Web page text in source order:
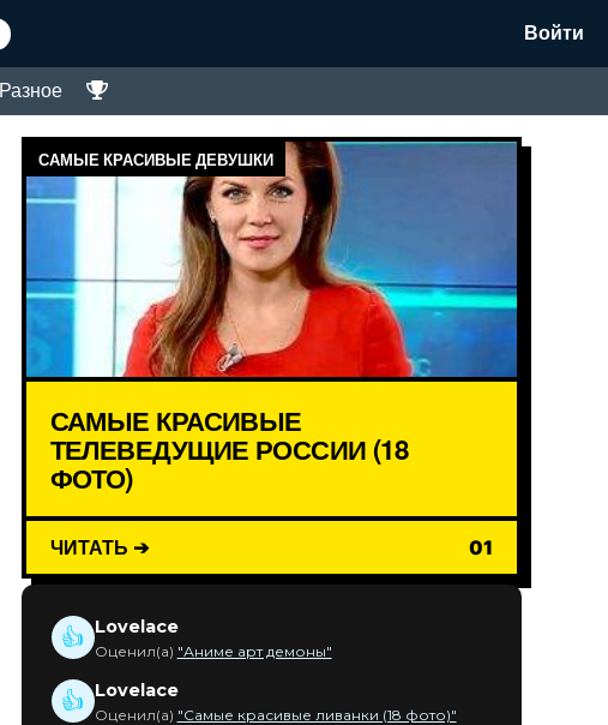
Войти
Разное
САМЫЕ КРАСИВЫЕ ДЕВУШКИ
САМЫЕ КРАСИВЫЕ
ТЕЛЕВЕДУЩИЕ РОССИИ (18
ФОТО)
ЧИТАТЬ ➔ 01
👍 Lovelace
Оценил(а) "Аниме арт демоны"
👍 Lovelace
Оценил(а) "Самые красивые ливанки (18 фото)"